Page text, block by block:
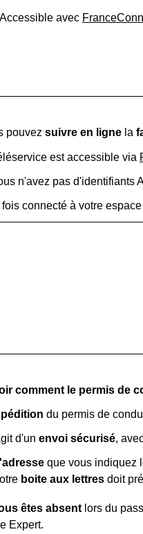
Accessible avec
pouvezsuivre en ligne la
est accessible via
n'avez pas d'identifiants
fois connecté à votre
comment le permis de
du permis de
d'unenvoi sécurisé,
que vous indiquez
boite aux lettres doit
êtes absent lors du
Expert.